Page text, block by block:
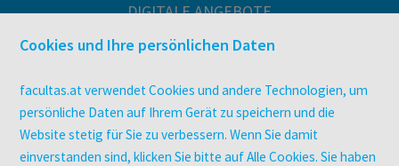
DIGITALE ANGEBOTE
Überblick
utb elibrary
E-Books
facultas Club
Cookies und Ihre persönlichen Daten
facultas.at verwendet Cookies und andere Technologien, um
persönliche Daten auf Ihrem Gerät zu speichern und die
Website stetig für Sie zu verbessern. Wenn Sie damit
einverstanden sind, klicken Sie bitte auf Alle Cookies. Sie haben